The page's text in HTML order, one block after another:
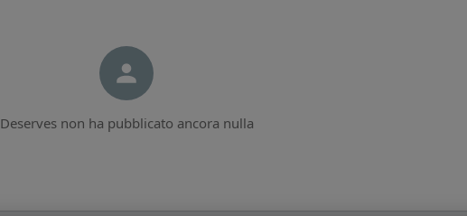
Deserves non ha pubblicato ancora nulla